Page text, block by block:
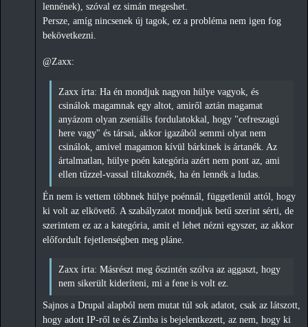
lennének), szóval ez simán megeshet.
Persze, amíg nincsenek új tagok, ez a probléma nem igen fog
bekövetkezni.
@Zaxx:
Zaxx írta: Ha én mondjuk nagyon hülye vagyok, és
csinálok magamnak egy altot, amiről aztán magamat
anyázom olyan zseniális fordulatokkal, hogy "cefreszagú
here vagy" és társai, akkor igazából semmi olyat nem
csinálok, amivel magamon kívül bárkinek is ártanék. Az
ártalmatlan, hülye poén kategória azért nem pont az, ami
ellen tűzzel-vassal tiltakoznék, ha én lennék a ludas.
Én nem is vettem többnek hülye poénnál, függetlenül attól, hogy
ki volt az elkövető. A szabályzatot mondjuk betű szerint sérti, de
szerintem ez az a kategória, amit el lehet nézni egyszer, az akkor
előfordult fejetlenségben meg pláne.
Zaxx írta: Másrészt meg őszintén szólva az aggaszt, hogy
nem sikerült kideríteni, mi a fene is volt ez.
Sajnos a Drupal alapból nem mutat túl sok adatot, csak az látszott,
hogy adott IP-ről te és Zimba is bejelentkezett, az nem, hogy ki